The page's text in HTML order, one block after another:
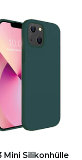
Mini Silikonhülle